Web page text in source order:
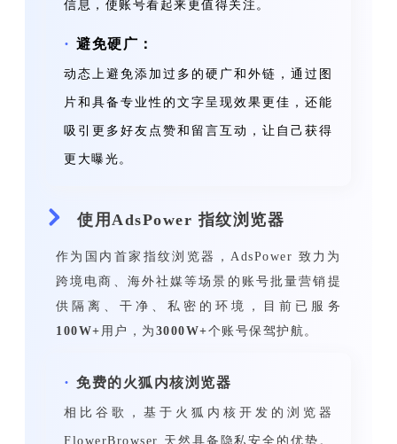
信息，使账号看起来更值得关注。
·避免硬广：
动态上避免添加过多的硬广和外链，通过图
片和具备专业性的文字呈现效果更佳 ，还能
吸引更多好友点赞和留言互动，让自己获得
更大曝光。
使用AdsPower 指纹浏览器
作为国内首家指纹浏览器，AdsPower 致力为
跨境电商、海外社媒等场景的账号批量营销提
供隔离、干净、私密的环境，目前已服务
100W+ 用户，为 3000W+个账号保驾护航。
· 免费的火狐内核浏览器
相比谷歌，基于火狐内核开发的浏览器
FlowerBrowser 天然具备隐私安全的优势。